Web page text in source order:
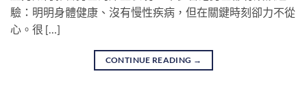
驗：明明身體健康、沒有慢性疾病，但在關鍵時刻卻力不從
心。很 […]
CONTINUE READING →